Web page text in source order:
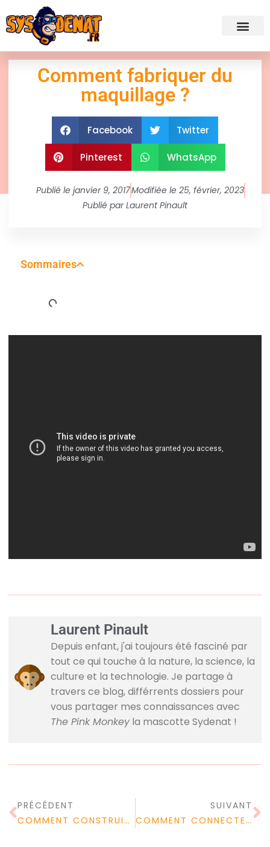
Comment fabriquer du
maquillage ?
Facebook Twitter
Pinterest WhatsApp
Publié le janvier 9, 2017Modifiée le 25, février, 2023
Publié parLaurent Pinault
Sommaires
Laurent Pinault
Depuis enfant, j'ai toujours été fasciné par
tout ce qui touche à la nature, la science, la
culture et la technologie. Je partage à
travers ce blog, différrents dossiers pour
vous partager mes connaissances avec
The Pink Monkeyla mascotte Sydenat !
PRÉCÉDENT
COMMENT CONSTRUIRE SON PROJET PROFESSIONNEL ?
SUIVANT
COMMENT CONNECTER MON PC EN WIFI ?